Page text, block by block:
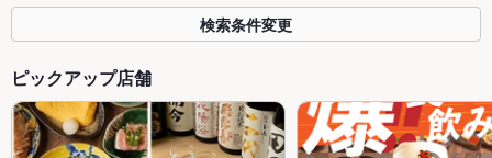
検索条件変更
ピックアップ店舗